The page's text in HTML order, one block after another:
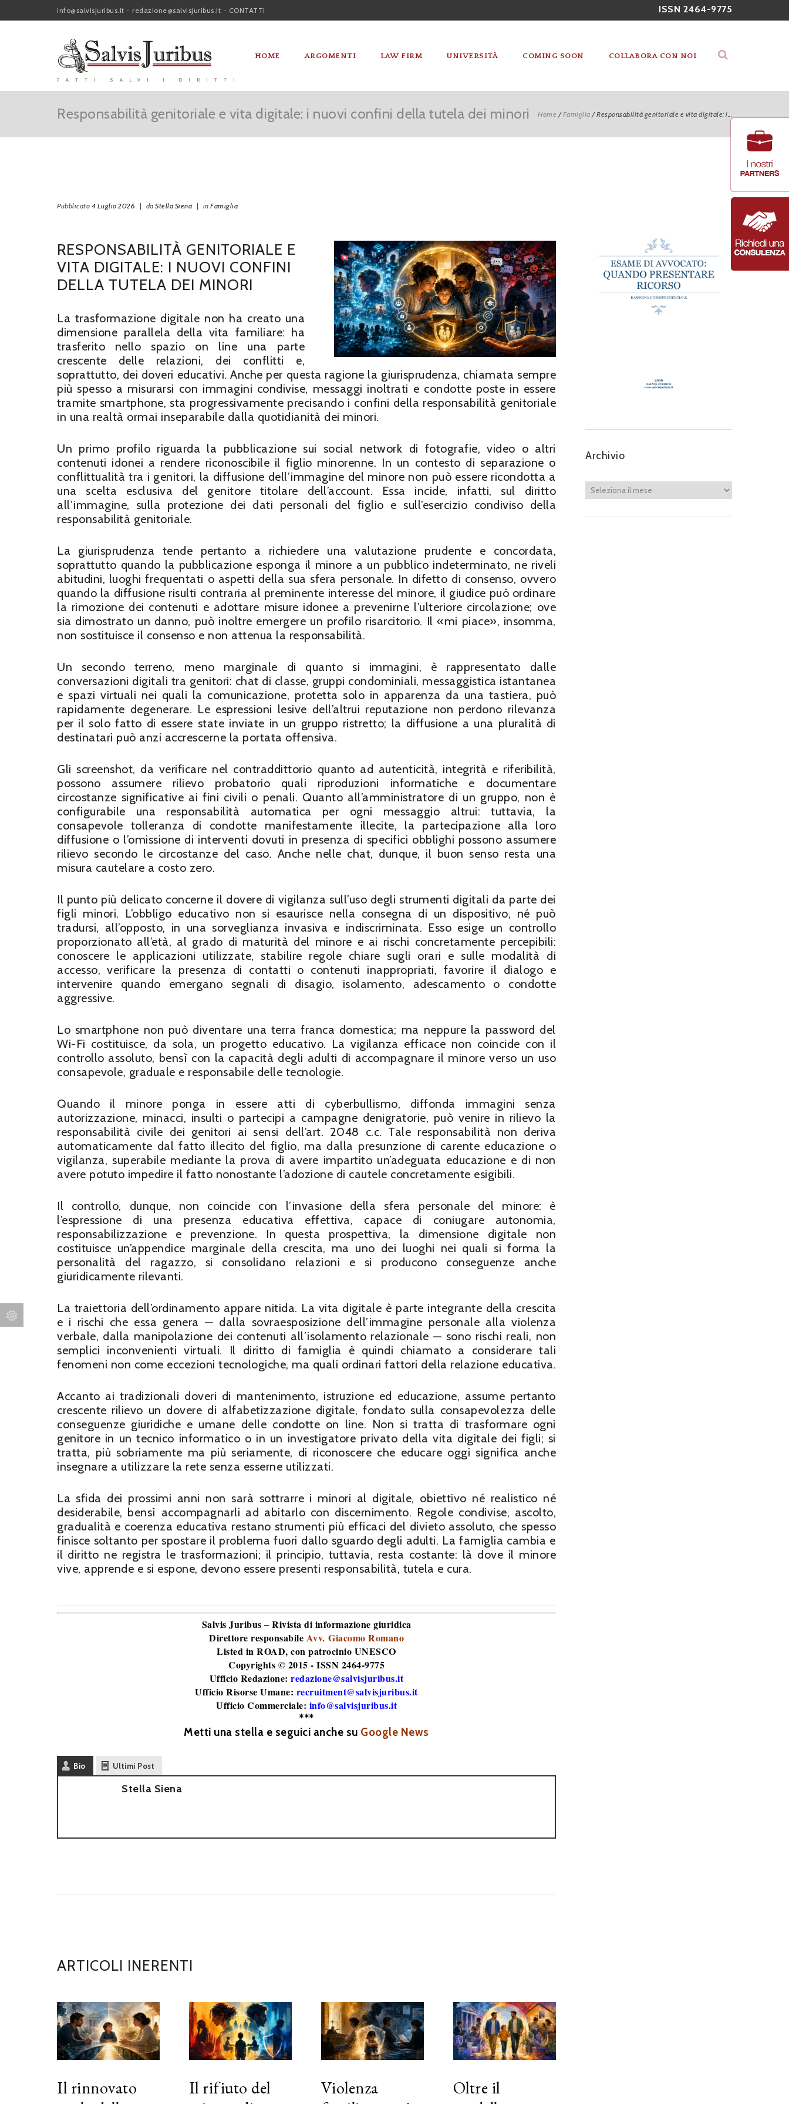
ISSN 2464-9775
info@salvisjuribus.it - redazione@salvisjuribus.it - CONTATTI
FATTI SALVI I DIRITTI
HOME ARGOMENTI LAW FIRM UNIVERSITÀ COMING SOON COLLABORA CON NOI
Home /Famiglia /Responsabilità genitoriale e vita digitale: i...
Responsabilità genitoriale e vita digitale: i nuovi confini della tutela dei minori
Pubblicato 4 Luglio 2026 | da Stella Siena | in Famiglia
RESPONSABILITÀ GENITORIALE E
VITA DIGITALE: I NUOVI CONFINI
DELLA TUTELA DEI MINORI
La trasformazione digitale non ha creato una
dimensione parallela della vita familiare: ha
trasferito nello spazio on line una parte
crescente delle relazioni, dei conflitti e,
soprattutto, dei doveri educativi. Anche per questa ragione la giurisprudenza, chiamata sempre
più spesso a misurarsi con immagini condivise, messaggi inoltrati e condotte poste in essere
tramite smartphone, sta progressivamente precisando i confini della responsabilità genitoriale
in una realtà ormai inseparabile dalla quotidianità dei minori.
Un primo profilo riguarda la pubblicazione sui social network di fotografie, video o altri
contenuti idonei a rendere riconoscibile il figlio minorenne. In un contesto di separazione o
conflittualità tra i genitori, la diffusione dell’immagine del minore non può essere ricondotta a
una scelta esclusiva del genitore titolare dell’account. Essa incide, infatti, sul diritto
all’immagine, sulla protezione dei dati personali del figlio e sull’esercizio condiviso della
responsabilità genitoriale.
La giurisprudenza tende pertanto a richiedere una valutazione prudente e concordata,
soprattutto quando la pubblicazione esponga il minore a un pubblico indeterminato, ne riveli
abitudini, luoghi frequentati o aspetti della sua sfera personale. In difetto di consenso, ovvero
quando la diffusione risulti contraria al preminente interesse del minore, il giudice può ordinare
la rimozione dei contenuti e adottare misure idonee a prevenirne l’ulteriore circolazione; ove
sia dimostrato un danno, può inoltre emergere un profilo risarcitorio. Il «mi piace», insomma,
non sostituisce il consenso e non attenua la responsabilità.
Un secondo terreno, meno marginale di quanto si immagini, è rappresentato dalle
conversazioni digitali tra genitori: chat di classe, gruppi condominiali, messaggistica istantanea
e spazi virtuali nei quali la comunicazione, protetta solo in apparenza da una tastiera, può
rapidamente degenerare. Le espressioni lesive dell’altrui reputazione non perdono rilevanza
per il solo fatto di essere state inviate in un gruppo ristretto; la diffusione a una pluralità di
destinatari può anzi accrescerne la portata offensiva.
Gli screenshot, da verificare nel contraddittorio quanto ad autenticità, integrità e riferibilità,
possono assumere rilievo probatorio quali riproduzioni informatiche e documentare
circostanze significative ai fini civili o penali. Quanto all’amministratore di un gruppo, non è
configurabile una responsabilità automatica per ogni messaggio altrui: tuttavia, la
consapevole tolleranza di condotte manifestamente illecite, la partecipazione alla loro
diffusione o l’omissione di interventi dovuti in presenza di specifici obblighi possono assumere
rilievo secondo le circostanze del caso. Anche nelle chat, dunque, il buon senso resta una
misura cautelare a costo zero.
Il punto più delicato concerne il dovere di vigilanza sull’uso degli strumenti digitali da parte dei
figli minori. L’obbligo educativo non si esaurisce nella consegna di un dispositivo, né può
tradursi, all’opposto, in una sorveglianza invasiva e indiscriminata. Esso esige un controllo
proporzionato all’età, al grado di maturità del minore e ai rischi concretamente percepibili:
conoscere le applicazioni utilizzate, stabilire regole chiare sugli orari e sulle modalità di
accesso, verificare la presenza di contatti o contenuti inappropriati, favorire il dialogo e
intervenire quando emergano segnali di disagio, isolamento, adescamento o condotte
aggressive.
Lo smartphone non può diventare una terra franca domestica; ma neppure la password del
Wi-Fi costituisce, da sola, un progetto educativo. La vigilanza efficace non coincide con il
controllo assoluto, bensì con la capacità degli adulti di accompagnare il minore verso un uso
consapevole, graduale e responsabile delle tecnologie.
Quando il minore ponga in essere atti di cyberbullismo, diffonda immagini senza
autorizzazione, minacci, insulti o partecipi a campagne denigratorie, può venire in rilievo la
responsabilità civile dei genitori ai sensi dell’art. 2048 c.c. Tale responsabilità non deriva
automaticamente dal fatto illecito del figlio, ma dalla presunzione di carente educazione o
vigilanza, superabile mediante la prova di avere impartito un’adeguata educazione e di non
avere potuto impedire il fatto nonostante l’adozione di cautele concretamente esigibili.
Il controllo, dunque, non coincide con l’invasione della sfera personale del minore: è
l’espressione di una presenza educativa effettiva, capace di coniugare autonomia,
responsabilizzazione e prevenzione. In questa prospettiva, la dimensione digitale non
costituisce un’appendice marginale della crescita, ma uno dei luoghi nei quali si forma la
personalità del ragazzo, si consolidano relazioni e si producono conseguenze anche
giuridicamente rilevanti.
La traiettoria dell’ordinamento appare nitida. La vita digitale è parte integrante della crescita
e i rischi che essa genera — dalla sovraesposizione dell’immagine personale alla violenza
verbale, dalla manipolazione dei contenuti all’isolamento relazionale — sono rischi reali, non
semplici inconvenienti virtuali. Il diritto di famiglia è quindi chiamato a considerare tali
fenomeni non come eccezioni tecnologiche, ma quali ordinari fattori della relazione educativa.
Accanto ai tradizionali doveri di mantenimento, istruzione ed educazione, assume pertanto
crescente rilievo un dovere di alfabetizzazione digitale, fondato sulla consapevolezza delle
conseguenze giuridiche e umane delle condotte on line. Non si tratta di trasformare ogni
genitore in un tecnico informatico o in un investigatore privato della vita digitale dei figli; si
tratta, più sobriamente ma più seriamente, di riconoscere che educare oggi significa anche
insegnare a utilizzare la rete senza esserne utilizzati.
La sfida dei prossimi anni non sarà sottrarre i minori al digitale, obiettivo né realistico né
desiderabile, bensì accompagnarli ad abitarlo con discernimento. Regole condivise, ascolto,
gradualità e coerenza educativa restano strumenti più efficaci del divieto assoluto, che spesso
finisce soltanto per spostare il problema fuori dallo sguardo degli adulti. La famiglia cambia e
il diritto ne registra le trasformazioni; il principio, tuttavia, resta costante: là dove il minore
vive, apprende e si espone, devono essere presenti responsabilità, tutela e cura.
Salvis Juribus – Rivista di informazione giuridica
Direttore responsabile Avv. Giacomo Romano
Listed in ROAD, con patrocinio UNESCO
Copyrights © 2015 - ISSN 2464-9775
Ufficio Redazione: redazione@salvisjuribus.it
Ufficio Risorse Umane: recruitment@salvisjuribus.it
Ufficio Commerciale: info@salvisjuribus.it
***
Metti una stella e seguici anche su Google News
Bio Ultimi Post
Stella Siena
ARTICOLI INERENTI
Il rinnovato
Il rifiuto del
Violenza
Oltre il
Archivio